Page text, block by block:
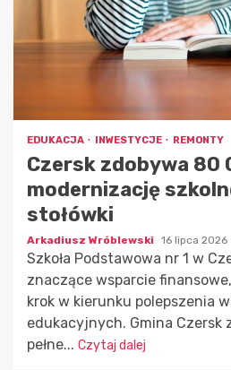
EDUKACJA INWESTYCJE REMONTY
Czersk zdobywa 80
modernizację
stołówki
Arkadiusz Wróblewski 16 lipca 2026
Szkoła Podstawowa nr 1 w
znaczące wsparcie
krok w kierunku polepszenia
edukacyjnych. Gmina Czersk
pełne... Czytaj dalej